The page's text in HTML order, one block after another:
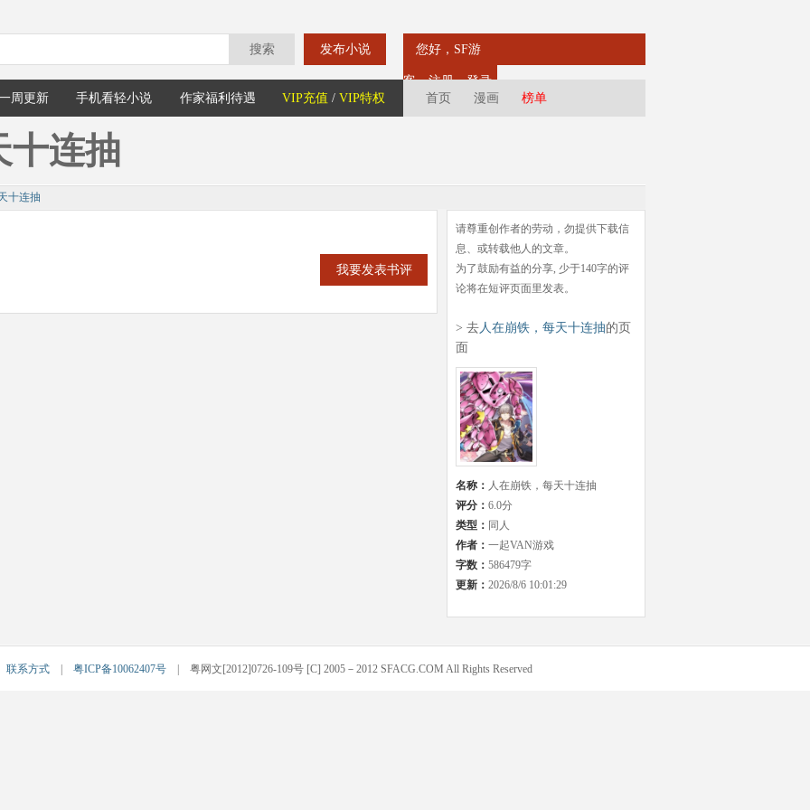
搜索 发布小说 您好，SF游
客注册
登录
周更新 手机看轻小说 作家福利待遇 VIP充值 / VIP特权 首页 漫画 榜单
十连抽
十连抽
我要发表书评
请尊重创作者的劳动，勿提供下载信
息、或转载他人的文章。
为了鼓励有益的分享, 少于140字的评
论将在短评页面里发表。
> 去人在崩铁，每天十连抽的页
面
名称： 人在崩铁，每天十连抽
评分： 6.0分
类型： 同人
作者： 一起VAN游戏
字数： 586479字
更新： 2026/8/6 10:01:29
联系方式 粤ICP备10062407号 | 粤网文[2012]0726-109号 [C] 2005－2012 SFACG.COM All Rights Reserved